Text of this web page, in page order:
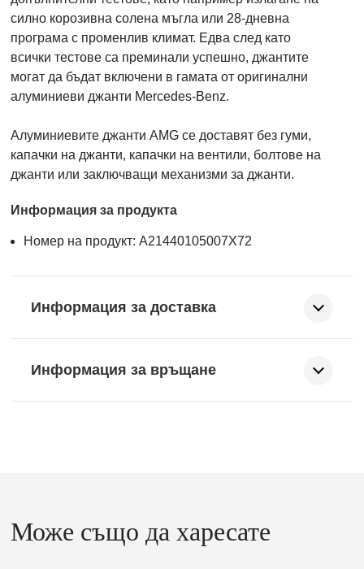
силно корозивна солена мъгла или 28-дневна
програма с променлив климат. Едва след като
всички тестове са преминали успешно, джантите
могат да бъдат включени в гамата от оригинални
алуминиеви джанти Mercedes-Benz.
Алуминиевите джанти AMG се доставят без гуми,
капачки на джанти, капачки на вентили, болтове на
джанти или заключващи механизми за джанти.
Информация за продукта
Номер на продукт: A21440105007X72
Информация за доставка
Информация за връщане
Може също да харесате